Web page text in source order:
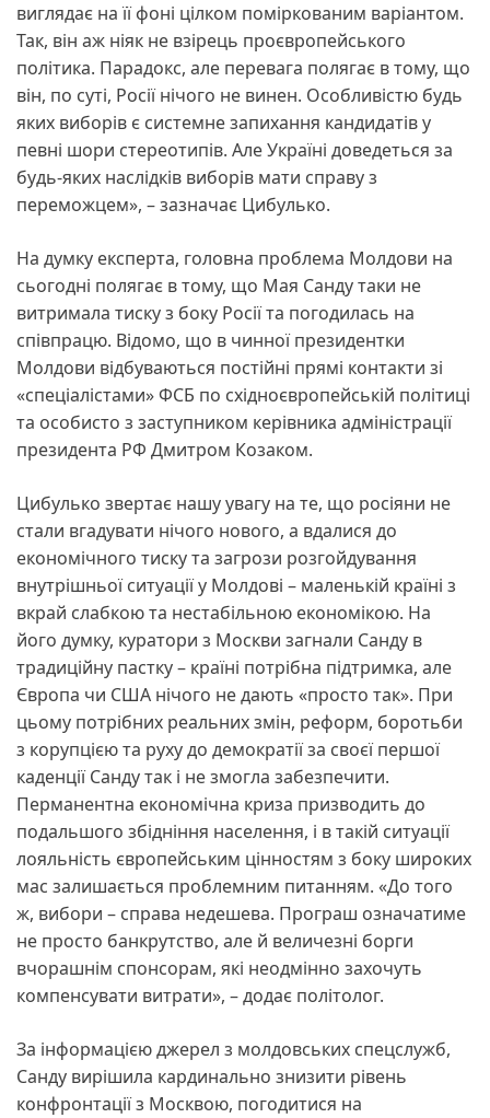
виглядає на її фоні цілком поміркованим варіантом.
Так, він аж ніяк не взірець проєвропейського
політика. Парадокс, але перевага полягає в тому, що
він, по суті, Росії нічого не винен. Особливістю будь
яких виборів є системне запихання кандидатів у
певні шори стереотипів. Але Україні доведеться за
будь-яких наслідків виборів мати справу з
переможцем», – зазначає Цибулько.
На думку експерта, головна проблема Молдови на
сьогодні полягає в тому, що Мая Санду таки не
витримала тиску з боку Росії та погодилась на
співпрацю. Відомо, що в чинної президентки
Молдови відбуваються постійні прямі контакти зі
«спеціалістами» ФСБ по східноєвропейській політиці
та особисто з заступником керівника адміністрації
президента РФ Дмитром Козаком.
Цибулько звертає нашу увагу на те, що росіяни не
стали вгадувати нічого нового, а вдалися до
економічного тиску та загрози розгойдування
внутрішньої ситуації у Молдові – маленькій країні з
вкрай слабкою та нестабільною економікою. На
його думку, куратори з Москви загнали Санду в
традиційну пастку – країні потрібна підтримка, але
Європа чи США нічого не дають «просто так». При
цьому потрібних реальних змін, реформ, боротьби
з корупцією та руху до демократії за своєї першої
каденції Санду так і не змогла забезпечити.
Перманентна економічна криза призводить до
подальшого збідніння населення, і в такій ситуації
лояльність європейським цінностям з боку широких
мас залишається проблемним питанням. «До того
ж, вибори – справа недешева. Програш означатиме
не просто банкрутство, але й величезні борги
вчорашнім спонсорам, які неодмінно захочуть
компенсувати витрати», – додає політолог.
За інформацією джерел з молдовських спецслужб,
Санду вирішила кардинально знизити рівень
конфронтації з Москвою, погодитися на